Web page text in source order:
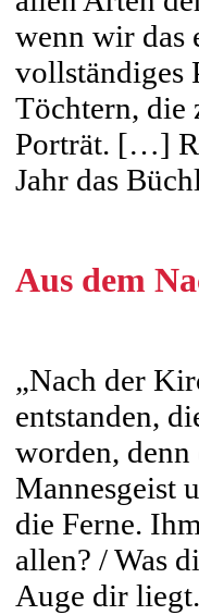
wenn wir das
vollständiges
Töchtern, die
Porträt. […]
Jahr das
Aus dem
„Nach der
entstanden,
worden,
Mannesgeist
die Ferne.
allen? / Was
Auge dir